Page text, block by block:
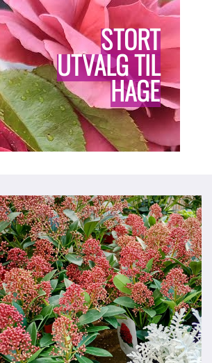
STORT
UTVALG TIL
HAGE